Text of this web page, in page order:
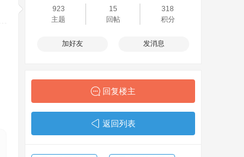
923
主题
15
回帖
318
积分
加好友 发消息
回复楼主
返回列表